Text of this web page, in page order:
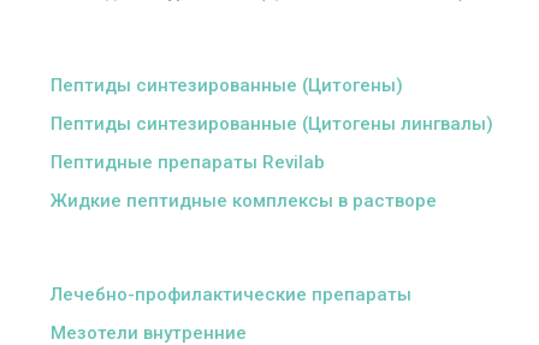
Пептиды синтезированные (Цитогены)
Пептиды синтезированные (Цитогены лингвалы)
Пептидные препараты Revilab
Жидкие пептидные комплексы в растворе
Лечебно-профилактические препараты
Мезотели внутренние